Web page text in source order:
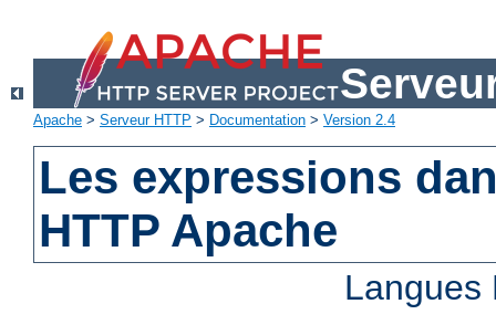
Apache > Serveur HTTP > Documentation > Version 2.4
Les expressions
HTTP Apache